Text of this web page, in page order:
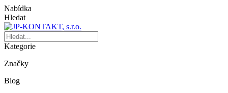
Nabídka
Hledat
Kategorie
Značky
Blog